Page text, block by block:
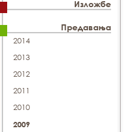
Изложбе
Предавања
2014
2013
2012
2011
2010
2009